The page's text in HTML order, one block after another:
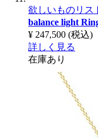
欲しいものリス
balance light
¥ 247,500 (税込)
詳しく見る
在庫あり